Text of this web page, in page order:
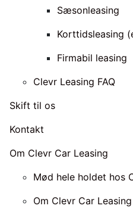
Sæsonleasing
Korttidsleasing
Firmabil leasing
Clevr Leasing FAQ
Skift til os
Kontakt
Om Clevr Car Leasing
Mød hele holdet hos
Om Clevr Car Leasing